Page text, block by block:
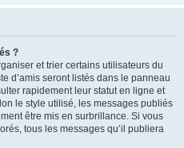
?
et trier certains utilisateurs du
d’amis seront listés dans le panneau
rapidement leur statut en ligne et
le style utilisé, les messages publiés
être mis en surbrillance. Si vous
tous les messages qu’il publiera